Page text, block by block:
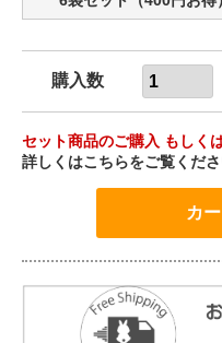
購入数
セット商品のご購入 もしく
詳しくはこちらをご覧くだ